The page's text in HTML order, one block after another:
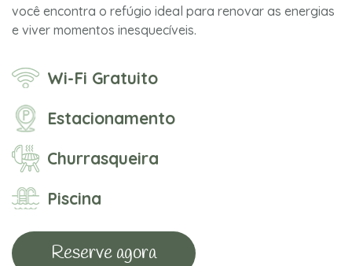
você encontra o refúgio ideal para renovar as energias
e viver momentos inesquecíveis.
Wi-Fi Gratuito
Estacionamento
Churrasqueira
Piscina
Reserve agora